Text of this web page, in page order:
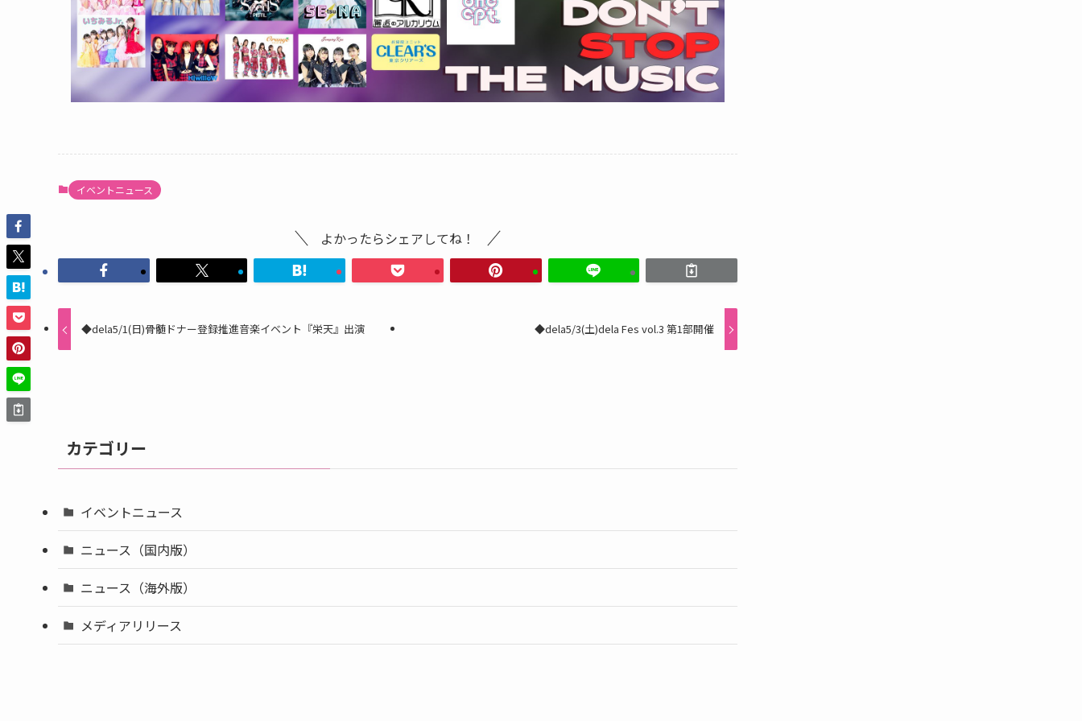
イベントニュース
よかったらシェアしてね！
◆dela5/1(日)骨髄ドナー登録推進音楽イベント『栄天』出演 ◆dela5/3(土)dela Fes vol.3 第1部開催
カテゴリー
イベントニュース
ニュース（国内版）
ニュース（海外版）
メディアリリース